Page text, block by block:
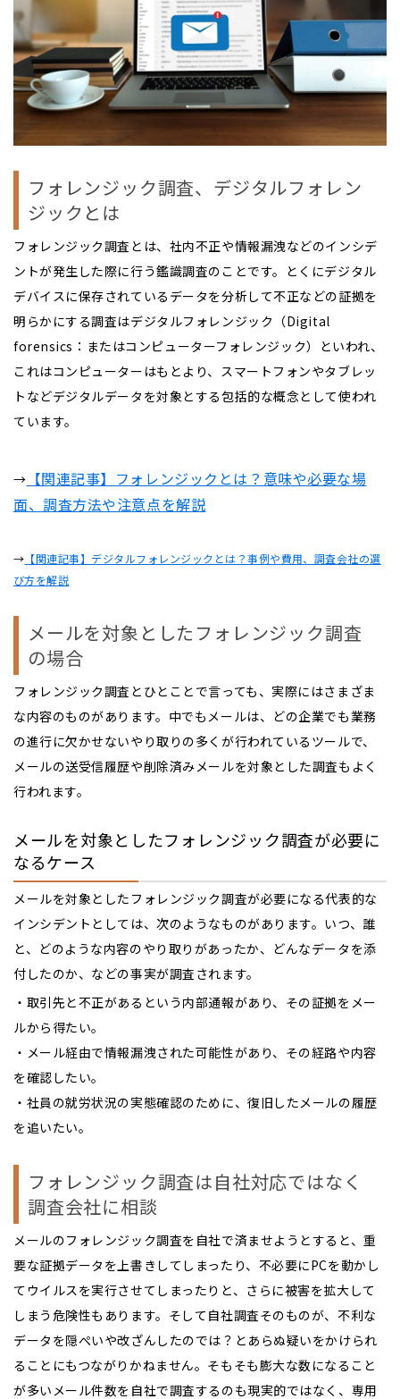
フォレンジック調査、デジタルフォレン
ジックとは
フォレンジック調査とは、社内不正や情報漏洩などのインシデ
ントが発生した際に行う鑑識調査のことです。とくにデジタル
デバイスに保存されているデータを分析して不正などの証拠を
明らかにする調査はデジタルフォレンジック（Digital
forensics：またはコンピューターフォレンジック）といわれ、
これはコンピューターはもとより、スマートフォンやタブレッ
トなどデジタルデータを対象とする包括的な概念として使われ
ています。
→ 【関連記事】フォレンジックとは？意味や必要な場
面、調査方法や注意点を解説
→ 【関連記事】デジタルフォレンジックとは？事例や費用、調査会社の選
び方を解説
メールを対象としたフォレンジック調査
の場合
フォレンジック調査とひとことで言っても、実際にはさまざま
な内容のものがあります。中でもメールは、どの企業でも業務
の進行に欠かせないやり取りの多くが行われているツールで、
メールの送受信履歴や削除済みメールを対象とした調査もよく
行われます。
メールを対象としたフォレンジック調査が必要に
なるケース
メールを対象としたフォレンジック調査が必要になる代表的な
インシデントとしては、次のようなものがあります。いつ、誰
と、どのような内容のやり取りがあったか、どんなデータを添
付したのか、などの事実が調査されます。
・取引先と不正があるという内部通報があり、その証拠をメー
ルから得たい。
・メール経由で情報漏洩された可能性があり、その経路や内容
を確認したい。
・社員の就労状況の実態確認のために、復旧したメールの履歴
を追いたい。
フォレンジック調査は自社対応ではなく
調査会社に相談
メールのフォレンジック調査を自社で済ませようとすると、重
要な証拠データを上書きしてしまったり、不必要にPCを動かし
てウイルスを実行させてしまったりと、さらに被害を拡大して
しまう危険性もあります。そして自社調査そのものが、不利な
データを隠ぺいや改ざんしたのでは？とあらぬ疑いをかけられ
ることにもつながりかねません。そもそも膨大な数になること
が多いメール件数を自社で調査するのも現実的ではなく、専用